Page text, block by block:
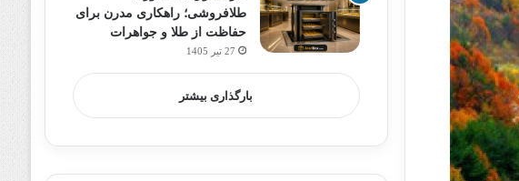
طلافروشی؛ راهکاری مدرن برای
حفاظت از طلا و جواهرات
27 تیر 1405
بارگذاری بیشتر